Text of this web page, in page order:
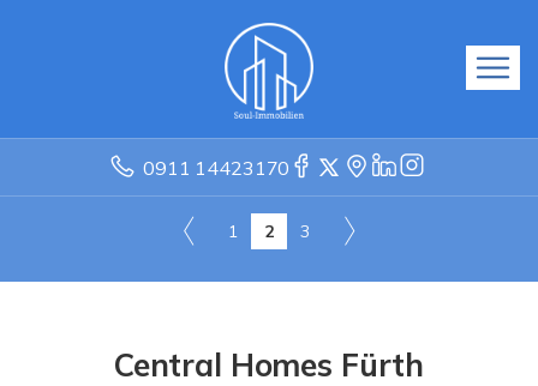
0911 14423170
1 2 3
Central Homes Fürth